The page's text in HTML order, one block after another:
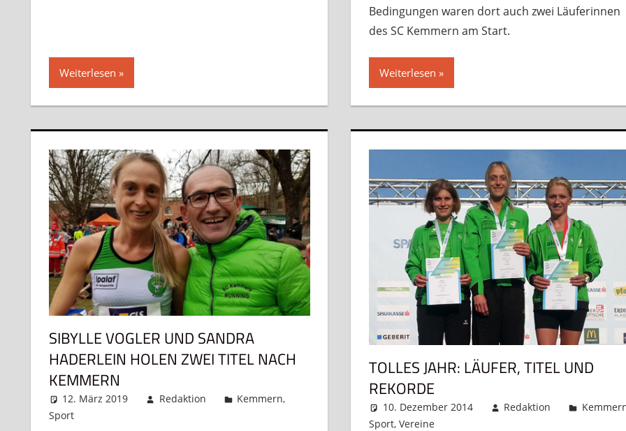
Weiterlesen
Bedingungen waren dort auch zwei Läuferinnen
des SC Kemmern am Start.
Weiterlesen
SIBYLLE VOGLER UND SANDRA
HADERLEIN HOLEN ZWEI TITEL NACH
KEMMERN
12. März 2019 Redaktion Kemmern,
Sport
TOLLES JAHR: LÄUFER, TITEL UND
REKORDE
10. Dezember 2014 Redaktion
Sport, Vereine